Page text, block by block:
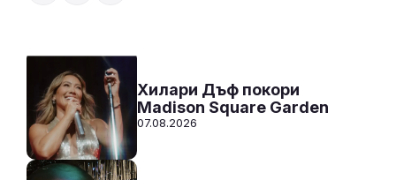
СЛУШАЙ
Хилари Дъф покори
Madison Square Garden
07.08.2026